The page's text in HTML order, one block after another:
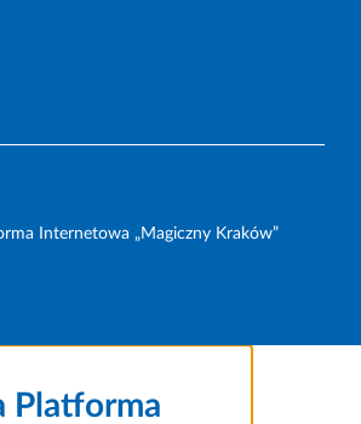
Internetowa „Magiczny Kraków”
Platforma